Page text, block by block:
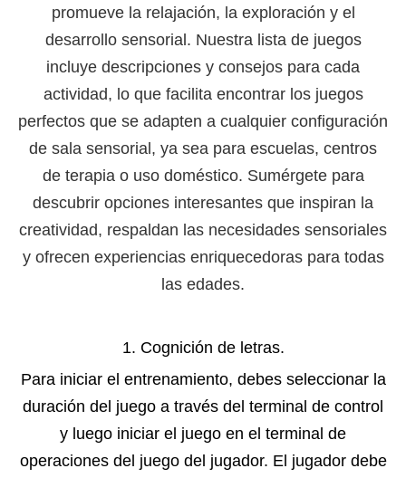
promueve la relajación, la exploración y el
desarrollo sensorial. Nuestra lista de juegos
incluye descripciones y consejos para cada
actividad, lo que facilita encontrar los juegos
perfectos que se adapten a cualquier configuración
de sala sensorial, ya sea para escuelas, centros
de terapia o uso doméstico. Sumérgete para
descubrir opciones interesantes que inspiran la
creatividad, respaldan las necesidades sensoriales
y ofrecen experiencias enriquecedoras para todas
las edades.
1. Cognición de letras.
Para iniciar el entrenamiento, debes seleccionar la
duración del juego a través del terminal de control
y luego iniciar el juego en el terminal de
operaciones del juego del jugador. El jugador debe